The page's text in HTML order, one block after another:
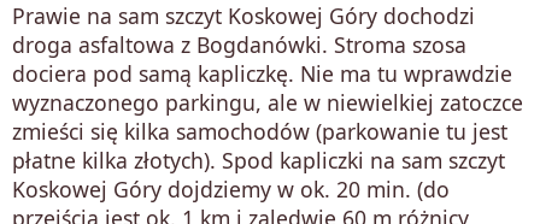
Prawie na sam szczyt Koskowej Góry dochodzi
droga asfaltowa z Bogdanówki. Stroma szosa
dociera pod samą kapliczkę. Nie ma tu wprawdzie
wyznaczonego parkingu, ale w niewielkiej zatoczce
zmieści się kilka samochodów (parkowanie tu jest
płatne kilka złotych). Spod kapliczki na sam szczyt
Koskowej Góry dojdziemy w ok. 20 min. (do
przejścia jest ok. 1 km i zaledwie 60 m różnicy